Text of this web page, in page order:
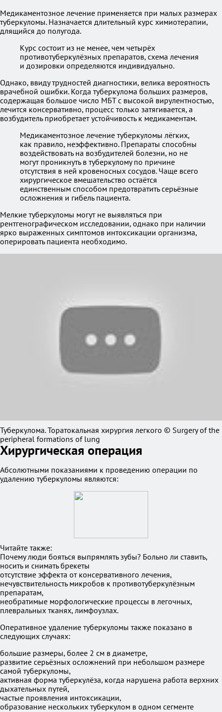
Медикаментозное лечение применяется при малых размерах
туберкуломы. Назначается длительный курс химиотерапии,
длящийся до полугода.
Курс состоит из не менее, чем четырёх
противотуберкулёзных препаратов, схема лечения
и дозировки определяются индивидуально.
Однако, ввиду трудностей диагностики, велика вероятность
врачебной ошибки. Когда туберкулома больших размеров,
содержащая большое число МБТ с высокой вирулентностью,
лечится консервативно, процесс только затягивается, а
возбудитель приобретает устойчивость к медикаментам.
Медикаментозное лечение туберкуломы лёгких,
как правило, неэффективно. Препараты способны
воздействовать на возбудителей болезни, но не
могут проникнуть в туберкулому по причине
отсутствия в ней кровеносных сосудов. Чаще всего
хирургическое вмешательство остаётся
единственным способом предотвратить серьёзные
осложнения и гибель пациента.
Мелкие туберкуломы могут не выявляться при
рентгенографическом исследовании, однако при наличии
ярко выраженных симптомов интоксикации организма,
оперировать пациента необходимо.
Туберкулома. Торатокальная хирургия легкого © Surgery of the
peripheral formations of lung
Хирургическая операция
Абсолютными показаниями к проведению операции по
удалению туберкуломы являются:
Читайте также:
Почему люди бояться выпрямлять зубы? Больно ли ставить,
носить и снимать брекеты
отсутствие эффекта от консервативного лечения,
нечувствительность микробов к противотуберкулёзным
препаратам,
необратимые морфологические процессы в легочных,
плевральных тканях, лимфоузлах.
Оперативное удаление туберкуломы также показано в
следующих случаях:
большие размеры, более 2 см в диаметре,
развитие серьёзных осложнений при небольшом размере
самой туберкуломы,
активная форма туберкулёза, когда нарушена работа верхних
дыхательных путей,
частые проявления интоксикации,
образование нескольких туберкулом в одном сегменте